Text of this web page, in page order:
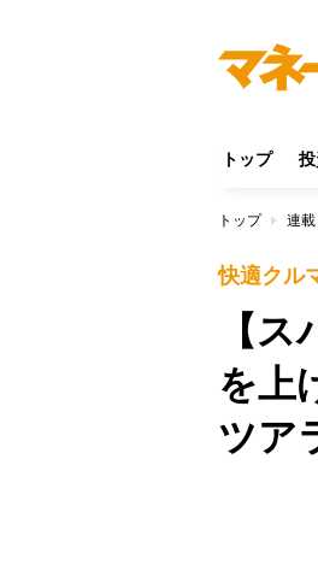
トップ
トップ 連
快適クル
【
を上
ツア